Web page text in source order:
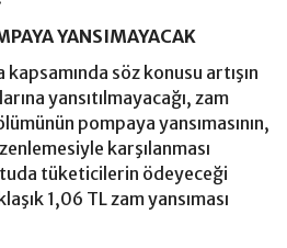
YANSIMAYACAK
söz konusu artışın
yansıtılmayacağı, zam
pompaya yansımasının,
karşılanması
tüketicilerin ödeyeceği
1,06 TL zam yansıması